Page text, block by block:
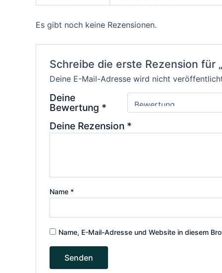
Es gibt noch keine Rezensionen.
Schreibe die erste Rezension für
Deine E-Mail-Adresse wird nicht
Deine
Bewertung *
Deine Rezension *
Name *
Name, E-Mail-Adresse und Website in diesem